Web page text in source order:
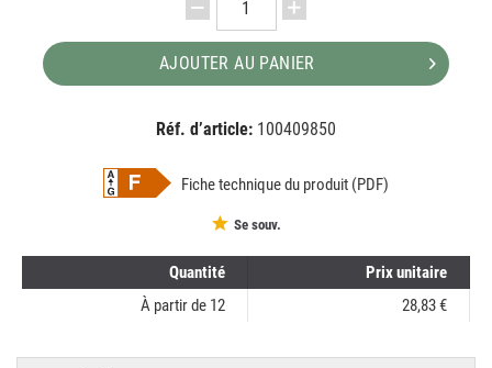
AJOUTER AU PANIER
Réf. d’article: 100409850
Fiche technique du produit (PDF)
Se souv.
Quantité
Prix unitaire
À partir de 12 28,83 €